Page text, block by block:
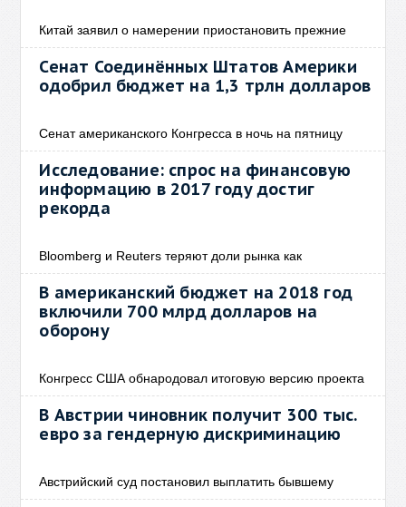
Китай заявил о намерении приостановить прежние
Сенат Соединённых Штатов Америки
одобрил бюджет на 1,3 трлн долларов
Сенат американского Конгресса в ночь на пятницу
Исследование: спрос на финансовую
информацию в 2017 году достиг
рекорда
Bloomberg и Reuters теряют доли рынка как
В американский бюджет на 2018 год
включили 700 млрд долларов на
оборону
Конгресс США обнародовал итоговую версию проекта
В Австрии чиновник получит 300 тыс.
евро за гендерную дискриминацию
Австрийский суд постановил выплатить бывшему